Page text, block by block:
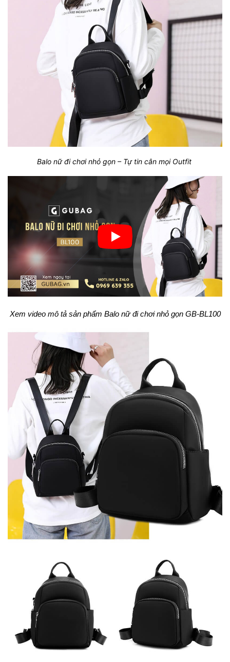
Balo nữ đi chơi nhỏ gọn – Tự tin cân mọi Outfit
Xem video mô tả sản phẩm Balo nữ đi chơi nhỏ gọn GB-BL100